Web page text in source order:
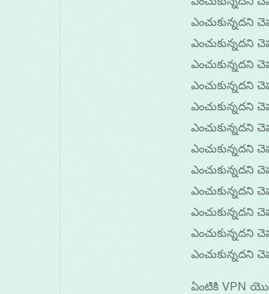
ఎంచుకున్నదని
ఎంచుకున్నదని
ఎంచుకున్నదని
ఎంచుకున్నదని
ఎంచుకున్నదని
ఎంచుకున్నదని
ఎంచుకున్నదని
ఎంచుకున్నదని
ఎంచుకున్నదని
ఎంచుకున్నదని
ఎంచుకున్నదని
ఎంచుకున్నదని
ఏంటికి VPN